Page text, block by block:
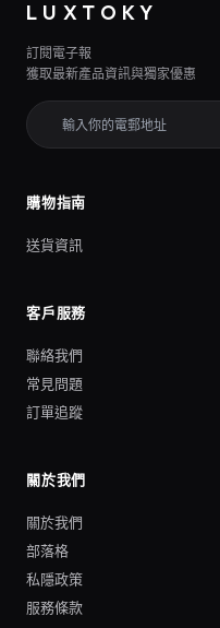
LUXTOKY
訂閱電子報
獲取最新產品資訊與獨家優惠
購物指南
送貨資訊
客戶服務
聯絡我們
常見問題
訂單追蹤
關於我們
關於我們
部落格
私隱政策
服務條款